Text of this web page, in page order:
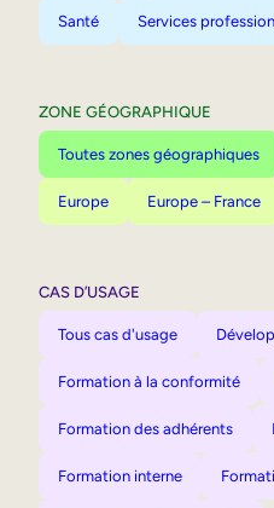
Santé Services
ZONE GÉOGRAPHIQUE
Toutes zones géographiques
Europe Europe – France
CAS D’USAGE
Tous cas d'usage
Formation à la conformité
Formation des adhérents
Formation interne